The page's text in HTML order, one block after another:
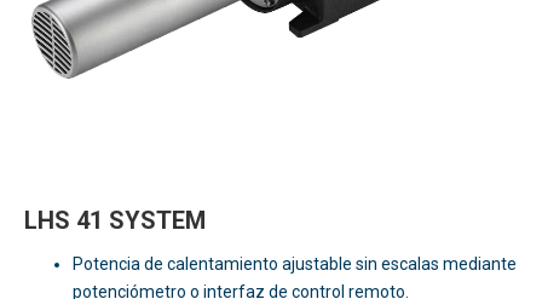
LHS 41 SYSTEM
Potencia de calentamiento ajustable sin escalas mediante
potenciómetro o interfaz de control remoto.